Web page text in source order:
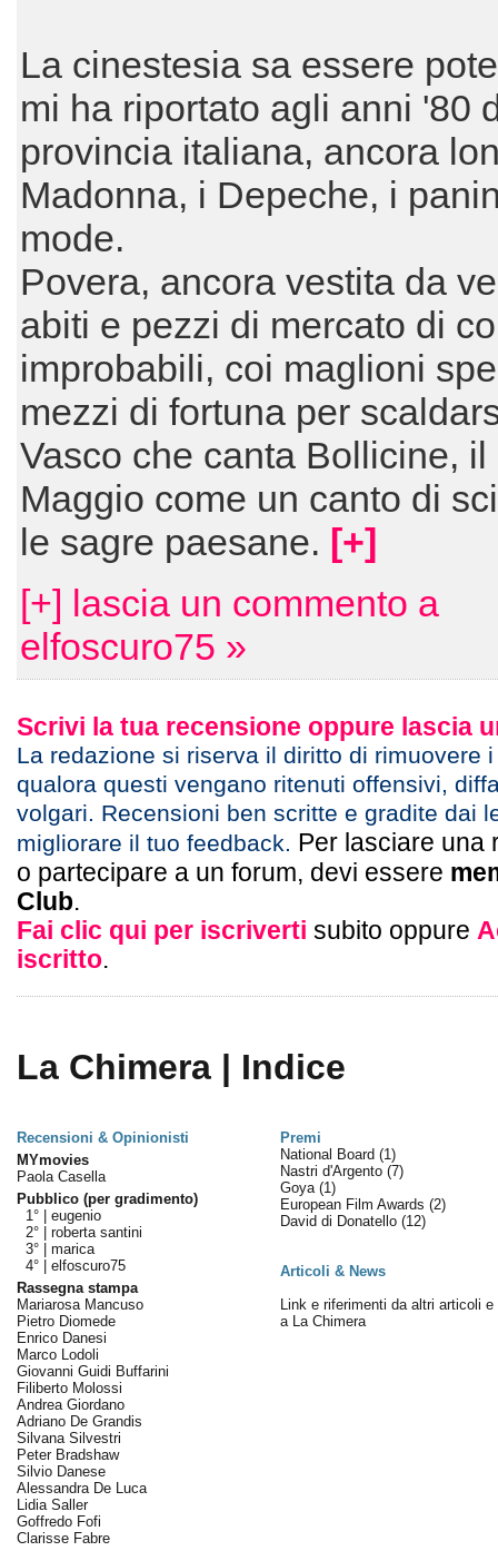
La cinestesia sa essere
mi ha riportato agli anni '80
provincia italiana, ancora
Madonna, i Depeche, i
mode.
Povera, ancora vestita da
abiti e pezzi di mercato di
improbabili, coi maglioni
mezzi di fortuna per
Vasco che canta Bollicine,
Maggio come un canto di
le sagre paesane. [+]
[+] lascia un commento a
elfoscuro75 »
Scrivi la tua recensione oppure lascia
La redazione si riserva il diritto di rimuovere
qualora questi vengano ritenuti offensivi,
volgari. Recensioni ben scritte e gradite dai
migliorare il tuo feedback. Per lasciare una
o partecipare a un forum, devi essere
Club.
Fai clic qui per iscriverti subito oppure
iscritto.
La Chimera | Indice
Recensioni & Opinionisti
Premi
MYmovies
Paola Casella
Pubblico (per gradimento)
1° | eugenio
2° | roberta santini
3° | marica
4° | elfoscuro75
Rassegna stampa
Mariarosa Mancuso
Pietro Diomede
Enrico Danesi
Marco Lodoli
Giovanni Guidi Buffarini
Filiberto Molossi
Andrea Giordano
Adriano De Grandis
Silvana Silvestri
Peter Bradshaw
Silvio Danese
Alessandra De Luca
Lidia Saller
Goffredo Fofi
Clarisse Fabre
National Board (1)
Nastri d'Argento (7)
Goya (1)
European Film Awards (2)
David di Donatello (12)
Articoli & News
Link e riferimenti da altri articoli e
a La Chimera